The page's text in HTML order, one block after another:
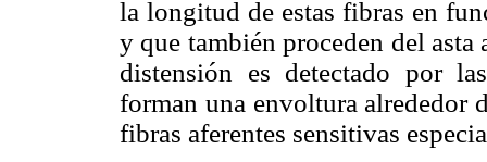
la longitud de estas fibras en
y que también proceden del
distensión es detectado por
forman una envoltura alrededor
fibras aferentes sensitivas